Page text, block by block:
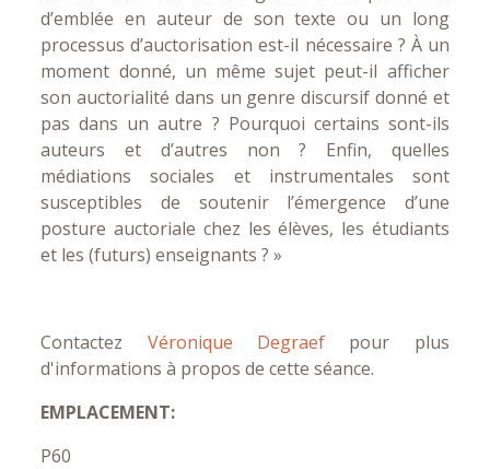
d’emblée en auteur de son texte ou un long
processus d’auctorisation est-il nécessaire ? À un
moment donné, un même sujet peut-il afficher
son auctorialité dans un genre discursif donné et
pas dans un autre ? Pourquoi certains sont-ils
auteurs et d’autres non ? Enfin, quelles
médiations sociales et instrumentales sont
susceptibles de soutenir l’émergence d’une
posture auctoriale chez les élèves, les étudiants
et les (futurs) enseignants ? »
Contactez Véronique Degraef pour plus
d'informations à propos de cette séance.
EMPLACEMENT:
P60